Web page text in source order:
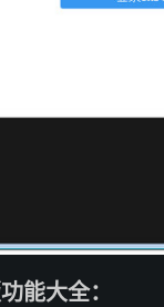
能大全：